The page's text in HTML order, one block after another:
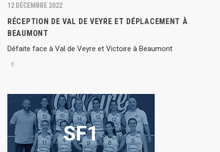
12 DÉCEMBRE 2022
RÉCEPTION DE VAL DE VEYRE ET DÉPLACEMENT À
BEAUMONT
Défaite face à Val de Veyre et Victoire à Beaumont
0